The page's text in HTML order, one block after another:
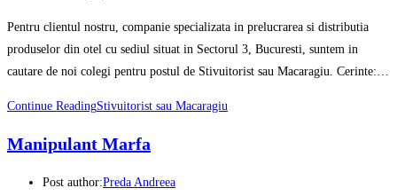
Pentru clientul nostru, companie specializata in prelucrarea si distributia
produselor din otel cu sediul situat in Sectorul 3, Bucuresti, suntem in
cautare de noi colegi pentru postul de Stivuitorist sau Macaragiu. Cerinte:…
Continue ReadingStivuitorist sau Macaragiu
Manipulant Marfa
Post author:Preda Andreea